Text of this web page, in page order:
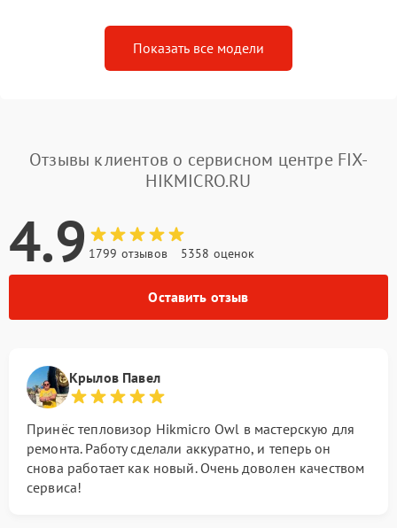
Показать все модели
Отзывы клиентов о сервисном центре FIX-
HIKMICRO.RU
4.9 1799 отзывов 5358 оценок
Оставить отзыв
Крылов Павел
Принёс тепловизор Hikmicro Owl в мастерскую для
ремонта. Работу сделали аккуратно, и теперь он
снова работает как новый. Очень доволен качеством
сервиса!